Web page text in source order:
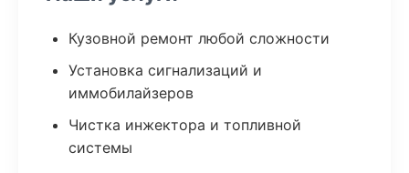
Кузовной ремонт любой сложности
Установка сигнализаций и
иммобилайзеров
Чистка инжектора и топливной
системы